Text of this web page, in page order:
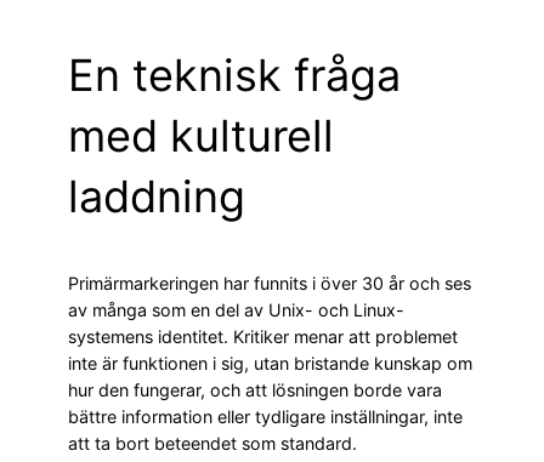
En teknisk fråga
med kulturell
laddning
Primärmarkeringen har funnits i över 30 år och ses
av många som en del av Unix- och Linux-
systemens identitet. Kritiker menar att problemet
inte är funktionen i sig, utan bristande kunskap om
hur den fungerar, och att lösningen borde vara
bättre information eller tydligare inställningar, inte
att ta bort beteendet som standard.